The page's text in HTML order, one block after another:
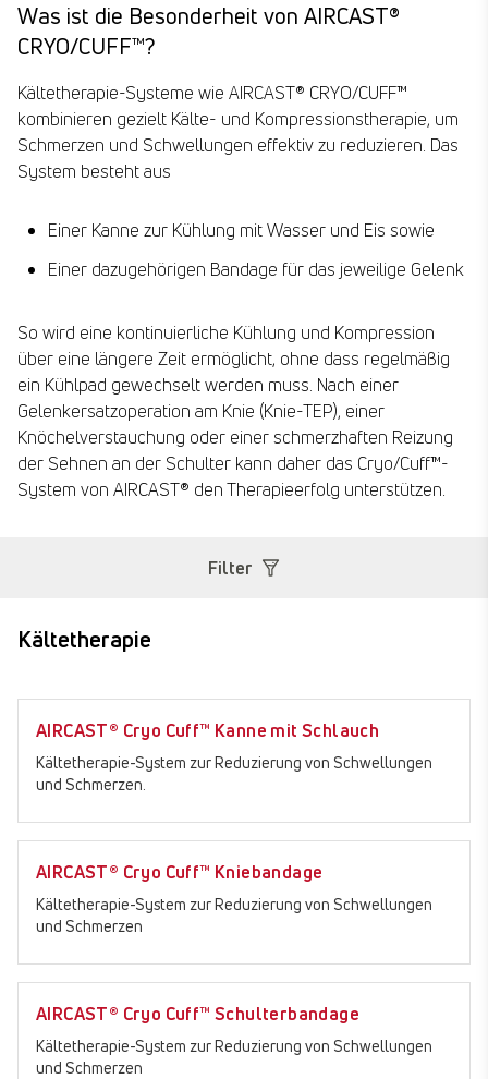
Was ist die Besonderheit von AIRCAST®
CRYO/CUFF™?
Kältetherapie-Systeme wie AIRCAST® CRYO/CUFF™
kombinieren gezielt Kälte- und Kompressionstherapie, um
Schmerzen und Schwellungen effektiv zu reduzieren. Das
System besteht aus
Einer Kanne zur Kühlung mit Wasser und Eis sowie
Einer dazugehörigen Bandage für das jeweilige Gelenk
So wird eine kontinuierliche Kühlung und Kompression
über eine längere Zeit ermöglicht, ohne dass regelmäßig
ein Kühlpad gewechselt werden muss. Nach einer
Gelenkersatzoperation am Knie (Knie-TEP), einer
Knöchelverstauchung oder einer schmerzhaften Reizung
der Sehnen an der Schulter kann daher das Cryo/Cuff™-
System von AIRCAST® den Therapieerfolg unterstützen.
Filter
Kältetherapie
AIRCAST® Cryo Cuff™ Kanne mit Schlauch
Kältetherapie-System zur Reduzierung von Schwellungen
und Schmerzen.
AIRCAST® Cryo Cuff™ Kniebandage
Kältetherapie-System zur Reduzierung von Schwellungen
und Schmerzen
AIRCAST® Cryo Cuff™ Schulterbandage
Kältetherapie-System zur Reduzierung von Schwellungen
und Schmerzen